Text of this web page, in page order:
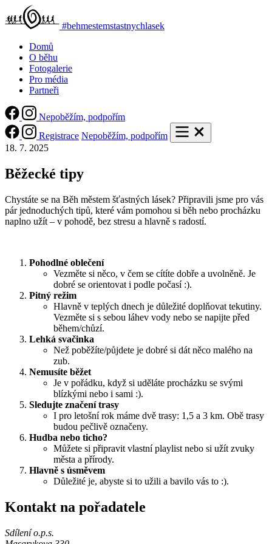
#behmestemstastnychlasek
Domů
O běhu
Fotogalerie
Pro média
Partneři
Nepoběžím, podpořím
Registrace Nepoběžím, podpořím
18. 7. 2025
Běžecké tipy
Chystáte se na Běh městem šťastných lásek? Připravili jsme pro vás
pár jednoduchých tipů, které vám pomohou si běh nebo procházku
naplno užít – v pohodě, bez stresu a hlavně s radostí.
Pohodlné oblečení
Vezměte si něco, v čem se cítíte dobře a uvolněně. Je
dobré se orientovat i podle počasí :).
Pitný režim
Hlavně v teplých dnech je důležité doplňovat tekutiny.
Vezměte si s sebou láhev vody nebo se napijte před
během/chůzí.
Lehká svačinka
Než poběžíte/půjdete je dobré si dát něco malého na
zub.
Nemusíte běžet
Je v pořádku, když si uděláte procházku se svými
blízkými nebo i sami :).
Sledujte značení trasy
I pro letošní rok máme dvě trasy: 1,5 a 3 km. Obě trasy
budou pečlivě označeny.
Hudba nebo ticho?
Můžete si připravit vlastní playlist nebo si užít zvuky
města a přírody.
Hlavně s úsměvem
Důležité je, abyste si to užili a bavilo vás to :).
Kontakt na pořadatele
Sdílení o.p.s.